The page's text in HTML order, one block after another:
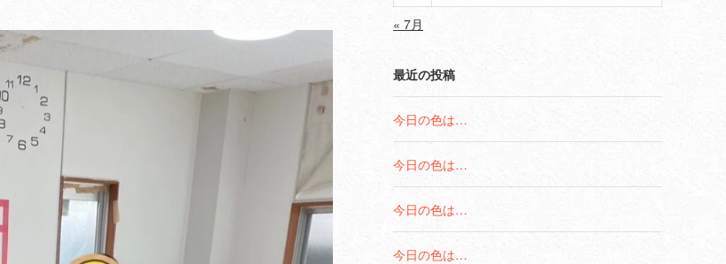
« 7月
最近の投稿
今日の色は…
今日の色は…
今日の色は…
今日の色は…